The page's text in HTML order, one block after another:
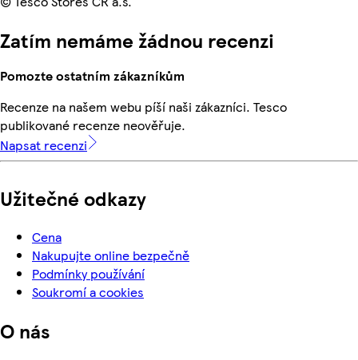
Zatím nemáme žádnou recenzi
Pomozte ostatním zákazníkům
Recenze na našem webu píší naši zákazníci. Tesco
publikované recenze neověřuje.
Napsat recenzi
Užitečné odkazy
Cena
Nakupujte online bezpečně
Podmínky používání
Soukromí a cookies
O nás